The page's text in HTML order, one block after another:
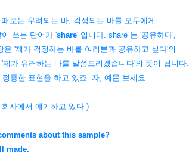
로는 우려되는 바, 걱정되는 바를 모두에게
쓰는 단어가 'share' 입니다. share 는 '공유하다',
'제가 걱정하는 바를 여러분과 공유하고 싶다'의
가 유러하는 바를 말씀드리겠습니다'의 뜻이 됩니다.
중한 표현을 하고 있죠. 자, 예문 보세요.
사에서 얘기하고 있다 )
about this sample?
made.